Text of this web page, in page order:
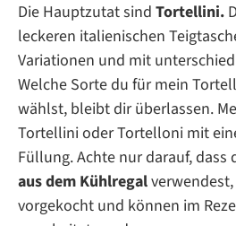
Die Hauptzutat sind Tortellini.
leckeren italienischen
Variationen und mit
Welche Sorte du für mein
wählst, bleibt dir überlassen.
Tortellini oder Tortelloni mit
Füllung. Achte nur darauf,
aus dem Kühlregal
vorgekocht und können im